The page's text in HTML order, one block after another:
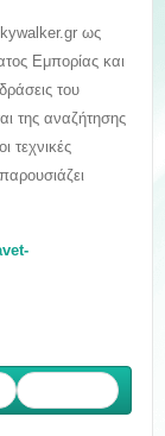
ως
Εμπορίας και
του
της αναζήτησης
τεχνικές